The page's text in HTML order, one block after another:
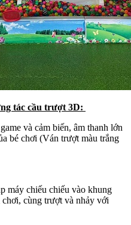
tác cầu trượt 3D:
và cảm biến, âm thanh lớn
bé chơi (Ván trượt màu trắng
máy chiếu chiếu vào khung
cùng trượt và nhảy với